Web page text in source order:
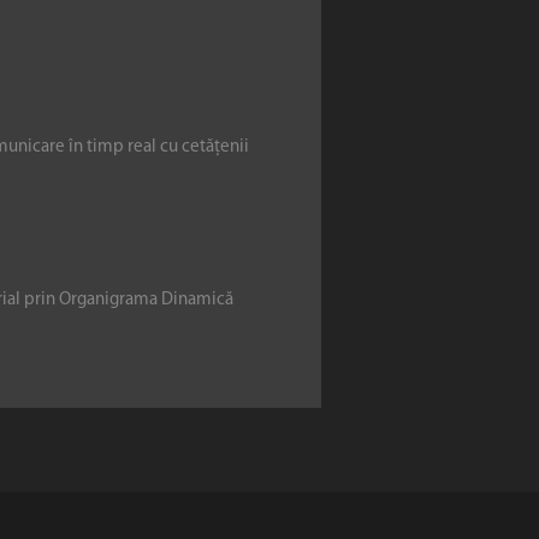
în timp real cu cetățenii
prin Organigrama Dinamică